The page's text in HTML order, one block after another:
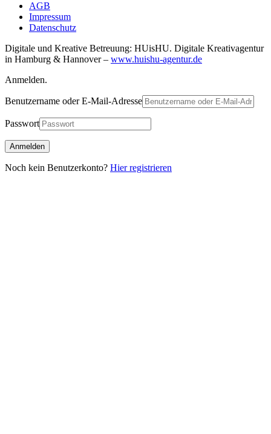
AGB
Impressum
Datenschutz
Digitale und Kreative Betreuung: HUisHU. Digitale Kreativagentur
in Hamburg & Hannover – www.huishu-agentur.de
Anmelden.
Benutzername oder E-Mail-Adresse
Passwort
Noch kein Benutzerkonto? Hier registrieren